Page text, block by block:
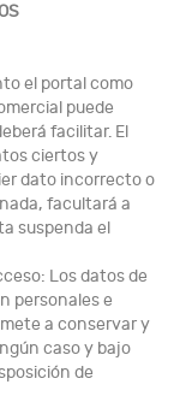
el portal como
puede
facilitar. El
ciertos y
dato incorrecto o
facultará a
suspenda el
Los datos de
personales e
a conservar y
caso y bajo
de